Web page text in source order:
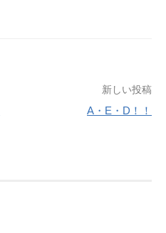
新しい投稿
A・E・D！！